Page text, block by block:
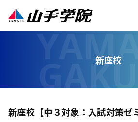
新座校
新座校【中３対象：入試対策ゼ